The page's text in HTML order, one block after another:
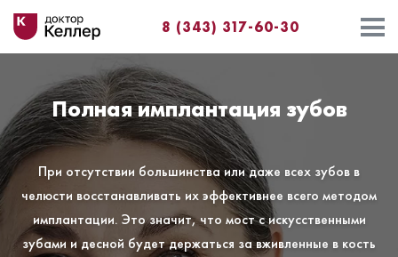
8 (343) 317-60-30
Полная имплантация зубов
При отсутствии большинства или даже всех зубов в
челюсти восстанавливать их эффективнее всего методом
имплантации. Это значит, что мост с искусственными
зубами и десной будет держаться за вживленные в кость